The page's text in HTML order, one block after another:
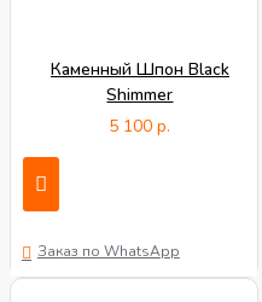
Каменный Шпон Black
Shimmer
5 100 р.
Заказ по WhatsApp